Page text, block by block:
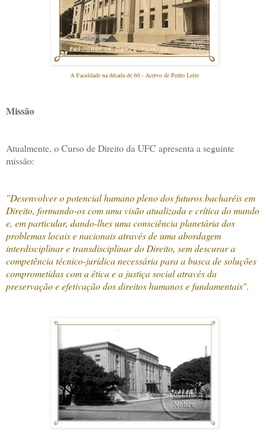
A Faculdade na década de 60 - Acervo de Pedro Leite
Missão
Atualmente, o Curso de Direito da UFC apresenta a seguinte
missão:
"Desenvolver o potencial humano pleno dos futuros bacharéis em
Direito, formando-os com uma visão atualizada e crítica do mundo
e, em particular, dando-lhes uma consciência planetária dos
problemas locais e nacionais através de uma abordagem
interdisciplinar e transdisciplinar do Direito, sem descurar a
competência técnico-jurídica necessária para a busca de soluções
comprometidas com a ética e a justiça social através da
preservação e efetivação dos direitos humanos e fundamentais".